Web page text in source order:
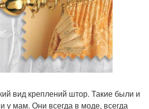
вид креплений штор. Такие были и
у мам. Они всегда в моде, всегда